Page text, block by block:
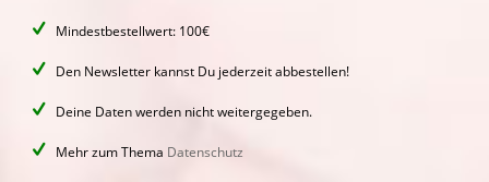
Mindestbestellwert: 100€
Den Newsletter kannst Du jederzeit abbestellen!
Deine Daten werden nicht weitergegeben.
Mehr zum Thema Datenschutz